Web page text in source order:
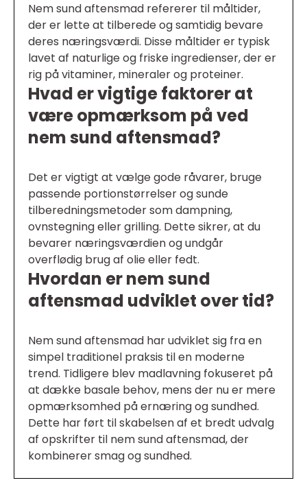
Nem sund aftensmad refererer til måltider,
der er lette at tilberede og samtidig bevare
deres næringsværdi. Disse måltider er typisk
lavet af naturlige og friske ingredienser, der er
rig på vitaminer, mineraler og proteiner.
Hvad er vigtige faktorer at
være opmærksom på ved
nem sund aftensmad?
Det er vigtigt at vælge gode råvarer, bruge
passende portionstørrelser og sunde
tilberedningsmetoder som dampning,
ovnstegning eller grilling. Dette sikrer, at du
bevarer næringsværdien og undgår
overflødig brug af olie eller fedt.
Hvordan er nem sund
aftensmad udviklet over tid?
Nem sund aftensmad har udviklet sig fra en
simpel traditionel praksis til en moderne
trend. Tidligere blev madlavning fokuseret på
at dække basale behov, mens der nu er mere
opmærksomhed på ernæring og sundhed.
Dette har ført til skabelsen af et bredt udvalg
af opskrifter til nem sund aftensmad, der
kombinerer smag og sundhed.